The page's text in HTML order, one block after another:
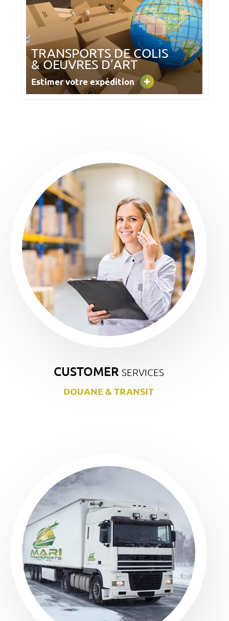
TRANSPORTS DE COLIS
& OEUVRES D’ART
Estimer votre expédition
CUSTOMER SERVICES
DOUANE & TRANSIT